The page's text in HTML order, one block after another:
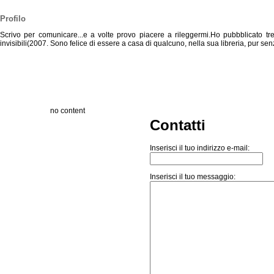
Profilo
Scrivo per comunicare...e a volte provo piacere a rileggermi.Ho pubbblicato
invisibili(2007. Sono felice di essere a casa di qualcuno, nella sua libreria, pur
no content
Contatti
Inserisci il tuo indirizzo e-mail:
Inserisci il tuo messaggio: